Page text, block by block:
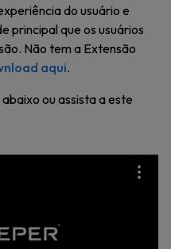
do usuário e
principal que os usuários
Não tem a Extensão
aqui.
ou assista a este